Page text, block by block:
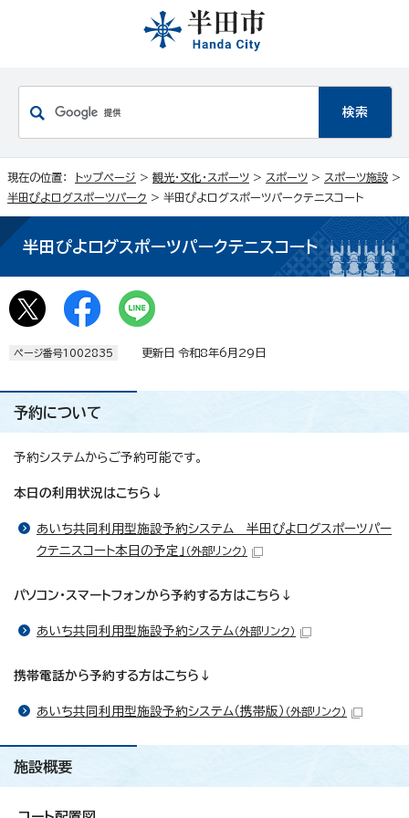
現在の位置： トップページ > 観光・文化・スポーツ > スポーツ > スポーツ施設 >
半田ぴよログスポーツパーク > 半田ぴよログスポーツパークテニスコート
半田ぴよログスポーツパークテニスコート
ページ番号1002835 更新日 令和8年6月29日
予約について
予約システムからご予約可能です。
本日の利用状況はこちら↓
あいち共同利用型施設予約システム 半田ぴよログスポーツパー
クテニスコート本日の予定」 （外部リンク）
パソコン・スマートフォンから予約する方はこちら↓
あいち共同利用型施設予約システム（外部リンク）
携帯電話から予約する方はこちら↓
あいち共同利用型施設予約システム（携帯版） （外部リンク）
施設概要